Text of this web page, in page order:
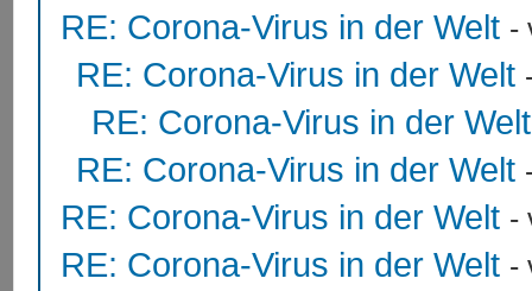
RE: Corona-Virus in der Welt -
RE: Corona-Virus in der Welt
RE: Corona-Virus in der Welt
RE: Corona-Virus in der Welt
RE: Corona-Virus in der Welt -
RE: Corona-Virus in der Welt -